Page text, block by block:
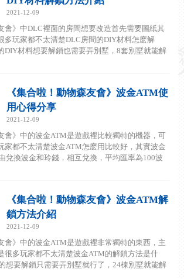
2021-12-09
會》中DLC裡面的房間想要改造首先需要圖紙其
多玩家都不太清楚DLC房間的DIY材料怎麽解
DIY材料想要解鎖也需要弄別墅，8套別墅就能解
《集合啦！動物森友會》波金ATM使
用心得分享
2021-12-09
會》中的波金ATM是遊戲裡比較獨特的機器，可
家都不太清楚波金ATM怎麽用比較好，其實波金
兌換波金和玲錢，相互兌換，平均匯率為100波
《集合啦！動物森友會》波金ATM解
鎖方法介紹
2021-12-09
會》中的波金ATM是遊戲裡非常獨特的東西，主
很多玩家都不太清楚波金ATM的解鎖方法是什
想要解鎖只需要弄別墅就行了，24棟別墅就能解